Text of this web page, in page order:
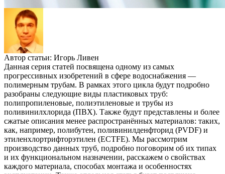
Автор статьи: Игорь Ливен
Данная серия статей посвящена одному из самых
прогрессивных изобретений в сфере водоснабжения —
полимерным трубам. В рамках этого цикла будут подробно
разобраны следующие виды пластиковых труб:
полипропиленовые, полиэтиленовые и трубы из
поливинилхлорида (ПВХ). Также будут представлены и более
сжатые описания менее распространённых материалов: таких,
как, например, полибутен, поливинилденфторид (PVDF) и
этиленхлортрифторэтилен (ECTFE). Мы рассмотрим
производство данных труб, подробно поговорим об их типах
и их функциональном назначении, расскажем о свойствах
каждого материала, способах монтажа и особенностях